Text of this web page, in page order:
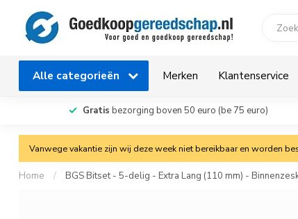
Alle categorieën Merken Klantenservice
Gratis bezorging boven 50 euro (be 75 euro)
Vanwege vakantie zijn wij deze week niet bereikbaar en worden
Home / BGS Bitset - 5-delig - Extra Lang (110 mm) -